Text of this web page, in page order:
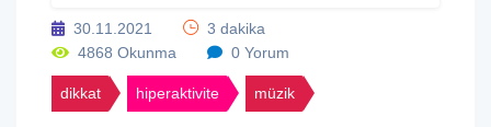
30.11.2021
3 dakika
4868 Okunma
0 Yorum
dikkat hiperaktivite müzik